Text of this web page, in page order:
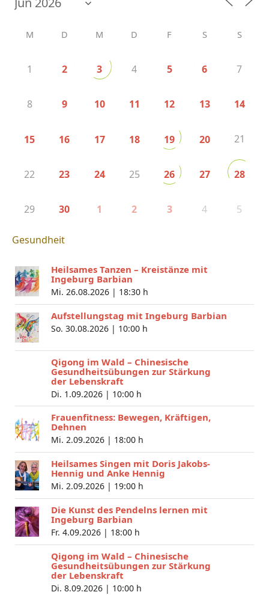
M D M D F S S
1 2 3 4 5 6 7
8 9 10 11 12 13 14
15 16 17 18 19 20 21
22 23 24 25 26 27 28
29 30 1 2 3 4 5
Gesundheit
Heilsames Tanzen – Kreistänze mit
Ingeburg Barbian
Mi. 26.08.2026 | 18:30 h
Aufstellungstag mit Ingeburg Barbian
So. 30.08.2026 | 10:00 h
Qigong im Wald – Chinesische
Gesundheitsübungen zur Stärkung
der Lebenskraft
Di. 1.09.2026 | 10:00 h
Frauenfitness: Bewegen, Kräftigen,
Dehnen
Mi. 2.09.2026 | 18:00 h
Heilsames Singen mit Doris Jakobs-
Hennig und Anke Hennig
Mi. 2.09.2026 | 19:00 h
Die Kunst des Pendelns lernen mit
Ingeburg Barbian
Fr. 4.09.2026 | 18:00 h
Qigong im Wald – Chinesische
Gesundheitsübungen zur Stärkung
der Lebenskraft
Di. 8.09.2026 | 10:00 h